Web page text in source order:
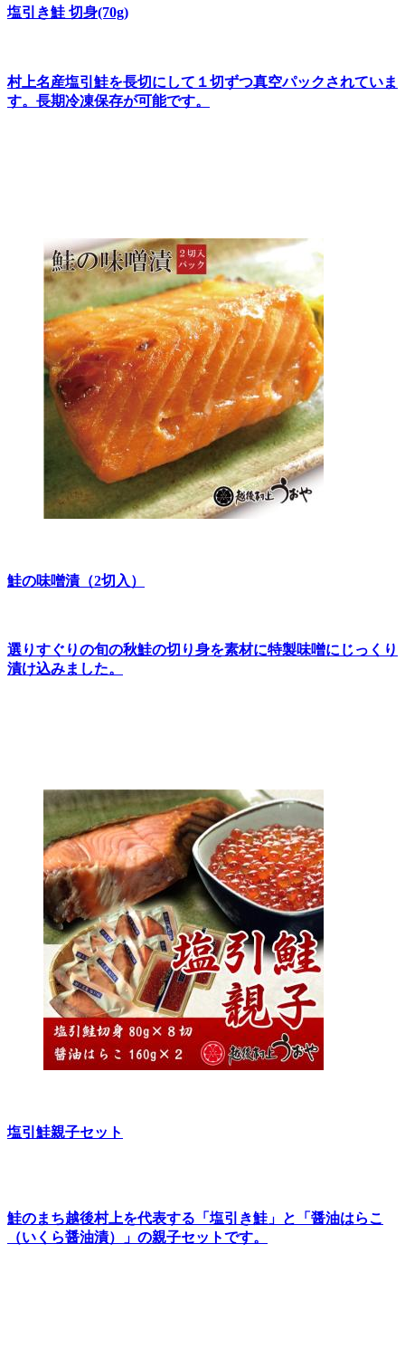
塩引き鮭 切身(70g)
村上名産塩引鮭を長切にして１切ずつ真空パックされていま
す。長期冷凍保存が可能です。
鮭の味噌漬（2切入）
選りすぐりの旬の秋鮭の切り身を素材に特製味噌にじっくり
漬け込みました。
塩引鮭親子セット
鮭のまち越後村上を代表する「塩引き鮭」と「醤油はらこ
（いくら醤油漬）」の親子セットです。